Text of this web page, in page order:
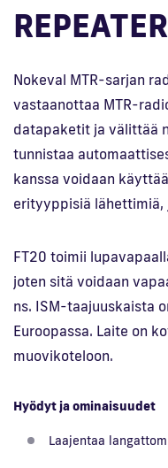
REPEATER
Nokeval MTR-sarjan
vastaanottaa MTR-
datapaketit ja välittää
tunnistaa
kanssa voidaan
erityyppisiä lähettimiä,
FT20 toimii
joten sitä voidaan
ns. ISM-taajuuskaista
Euroopassa. Laite on
muovikoteloon.
Hyödyt ja ominaisuudet
Laajentaa